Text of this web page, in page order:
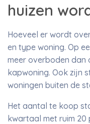
huizen
Hoeveel er wordt
en type woning. Op
meer overboden dan
kapwoning. Ook zijn
woningen buiten de
Het aantal te koop
kwartaal met ruim